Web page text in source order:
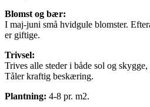
Blomst og bær:
I maj-juni små hvidgule blomster.
er giftige.
Trivsel:
Trives alle steder i både sol og
Tåler kraftig beskæring.
Plantning: 4-8 pr. m2.